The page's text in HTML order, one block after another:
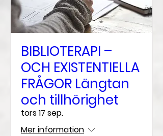
BIBLIOTERAPI –
OCH EXISTENTIELLA
FRÅGOR Längtan
och tillhörighet
tors 17 sep.
Mer information